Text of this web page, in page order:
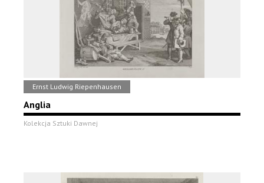
Ernst Ludwig Riepenhausen
Anglia
Kolekcja Sztuki Dawnej